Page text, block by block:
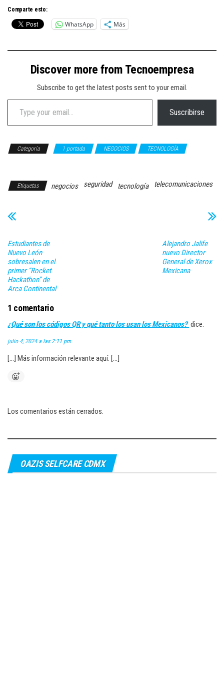
Comparte esto:
WhatsApp Más
Discover more from Tecnoempresa
Subscribe to get the latest posts sent to your email.
Type your email…
Suscribirse
Categoría 1 portada NEGOCIOS
TECNOLOGÍA
Etiquetas negocios seguridad tecnología telecomunicaciones
Estudiantes de
Nuevo León
sobresalen en el
primer “Rocket
Hackathon” de
Arca Continental
Alejandro Jalife
nuevo Director
General de Xerox
Mexicana
1 comentario
¿Qué son los códigos QR y qué tanto los usan los Mexicanos? dice:
julio 4, 2024 a las 2:11 pm
[…] Más información relevante aquí. […]
Los comentarios están cerrados.
OAZIS SELFCARE CDMX